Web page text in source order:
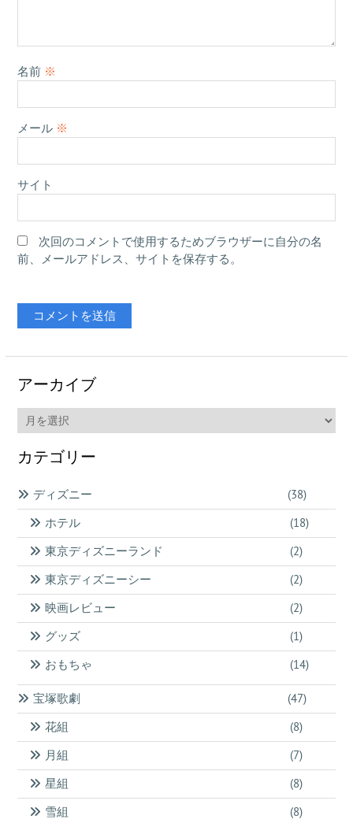
名前 ※
メール ※
サイト
次回のコメントで使用するためブラウザーに自分の名
前、メールアドレス、サイトを保存する。
アーカイブ
ア
ー
カ
イ
カテゴリー
ディズニー
(38)
ホテル
(18)
東京ディズニーランド
(2)
東京ディズニーシー
(2)
映画レビュー
(2)
グッズ
(1)
おもちゃ
(14)
宝塚歌劇
(47)
花組
(8)
月組
(7)
星組
(8)
雪組
(8)